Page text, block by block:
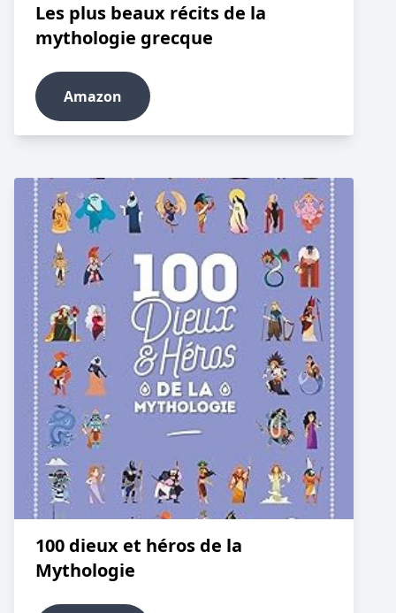
Les plus beaux récits de la
mythologie grecque
Amazon
100 dieux et héros de la
Mythologie